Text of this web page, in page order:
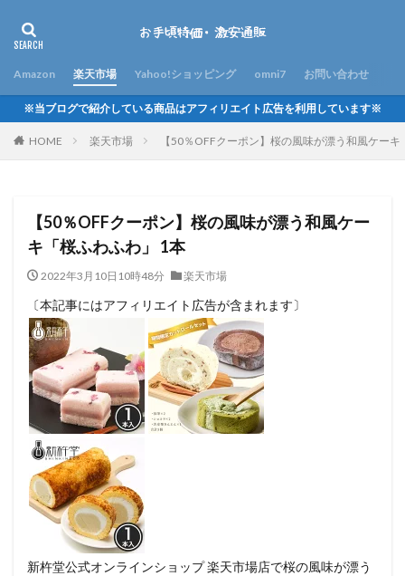
Amazon 楽天市場 Yahoo!ショッピング omni7 お問い合わせ
※当ブログで紹介している商品はアフィリエイト広告を利用しています※
HOME 楽天市場 【50％OFFクーポン】桜の風味が漂う和風ケー
【50％OFFクーポン】桜の風味が漂う和風ケー
キ「桜ふわふわ」 1本
2022年3月10日10時48分 楽天市場
〔本記事にはアフィリエイト広告が含まれます〕
新杵堂公式オンラインショップ 楽天市場店で桜の風味が漂う